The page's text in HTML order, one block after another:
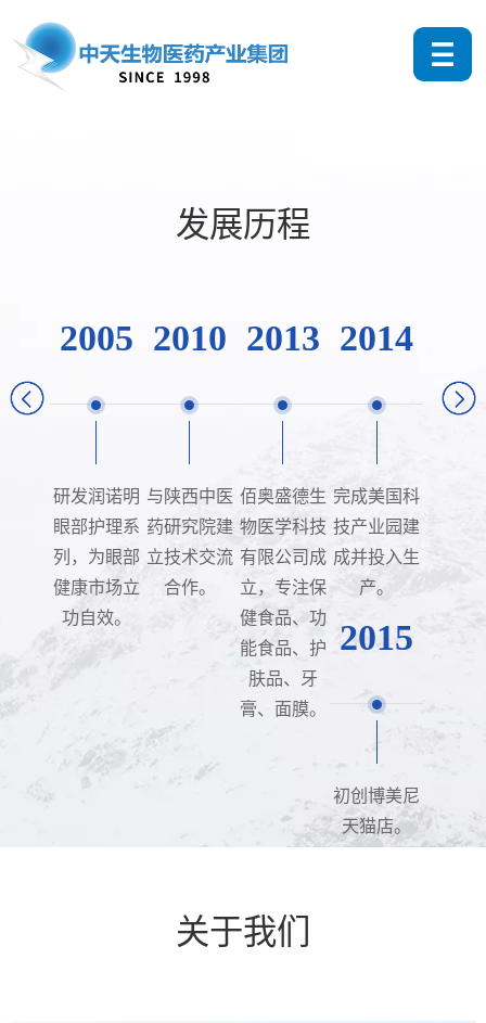
发展历程
2005
研发润诺明
眼部护理系
列，为眼部
健康市场立
功自效。
2010
与陕西中医
药研究院建
立技术交流
合作。
2013
佰奥盛德生
物医学科技
有限公司成
立，专注保
健食品、功
能食品、护
肤品、牙
膏、面膜。
2014
完成美国科
技产业园建
成并投入生
产。
2015
初创博美尼
天猫店。
关于我们